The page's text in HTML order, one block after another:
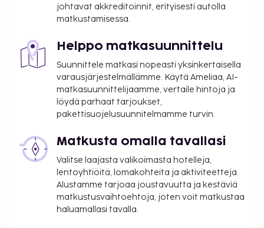
johtavat akkreditoinnit, erityisesti autolla
matkustamisessa.
Helppo matkasuunnittelu
Suunnittele matkasi nopeasti yksinkertaisella
varausjärjestelmällämme. Käytä Ameliaa, AI-
matkasuunnittelijaamme, vertaile hintoja ja
löydä parhaat tarjoukset,
pakettisuojelusuunnitelmamme turvin.
Matkusta omalla tavallasi
Valitse laajasta valikoimasta hotelleja,
lentoyhtiöitä, lomakohteita ja aktiviteetteja.
Alustamme tarjoaa joustavuutta ja kestäviä
matkustusvaihtoehtoja, joten voit matkustaa
haluamallasi tavalla.